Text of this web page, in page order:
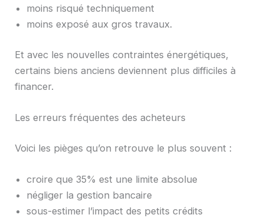
moins risqué techniquement
moins exposé aux gros travaux.
Et avec les nouvelles contraintes énergétiques,
certains biens anciens deviennent plus difficiles à
financer.
Les erreurs fréquentes des acheteurs
Voici les pièges qu’on retrouve le plus souvent :
croire que 35% est une limite absolue
négliger la gestion bancaire
sous-estimer l’impact des petits crédits